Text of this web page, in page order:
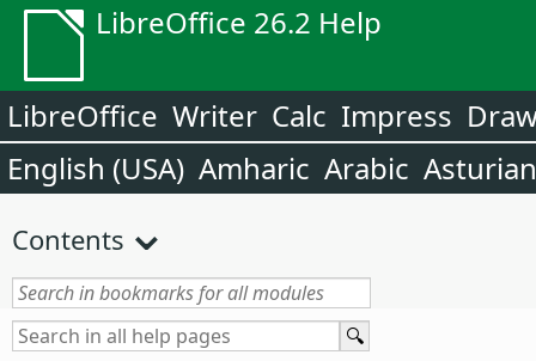
LibreOffice 26.2 Help
LibreOffice Writer Calc Impress
English (USA) Amharic Arabic Asturian
Contents